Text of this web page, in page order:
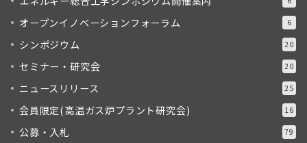
オープンイノベーションフォーラム 6
シンポジウム 20
セミナー・研究会 20
ニュースリリース 25
会員限定(高温ガス炉プラント研究会) 16
公募・入札 79